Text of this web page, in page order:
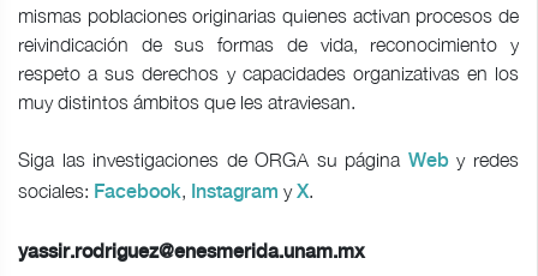
mismas poblaciones originarias quienes activan procesos de
reivindicación de sus formas de vida, reconocimiento y
respeto a sus derechos y capacidades organizativas en los
muy distintos ámbitos que les atraviesan.
Siga las investigaciones de ORGA su página Weby redes
sociales: Facebook, Instagram yX.
yassir.rodriguez@enesmerida.unam.mx